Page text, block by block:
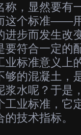
称，显然要有
这个标准——
进步而发生改
要符合一定的
业标准意义上
够的混凝土，
浆水呢？于是
工业标准，它
技术指标。